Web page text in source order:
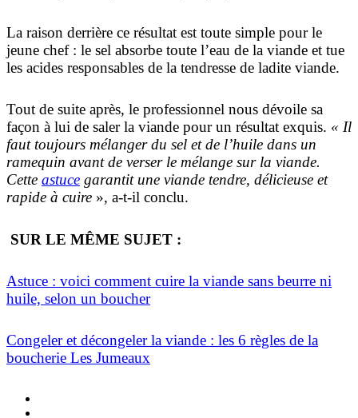
La raison derrière ce résultat est toute simple pour le
jeune chef : le sel absorbe toute l’eau de la viande et tue
les acides responsables de la tendresse de ladite viande.
Tout de suite après, le professionnel nous dévoile sa
façon à lui de saler la viande pour un résultat exquis. « Il
faut toujours mélanger du sel et de l’huile dans un
ramequin avant de verser le mélange sur la viande.
Cette astuce garantit une viande tendre, délicieuse et
rapide à cuire », a-t-il conclu.
SUR LE MÊME SUJET :
Astuce : voici comment cuire la viande sans beurre ni
huile, selon un boucher
Congeler et décongeler la viande : les 6 règles de la
boucherie Les Jumeaux